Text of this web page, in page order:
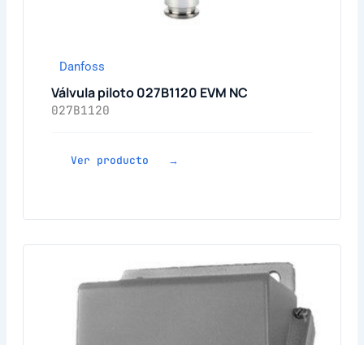
Danfoss
Válvula piloto 027B1120 EVM NC
027B1120
Ver producto →